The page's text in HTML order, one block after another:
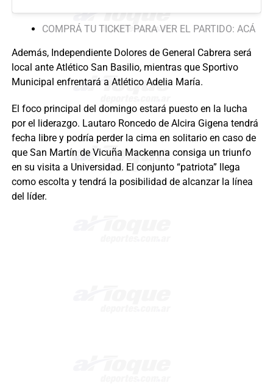
COMPRÁ TU TICKET PARA VER EL PARTIDO: ACÁ
Además, Independiente Dolores de General Cabrera será
local ante Atlético San Basilio, mientras que Sportivo
Municipal enfrentará a Atlético Adelia María.
El foco principal del domingo estará puesto en la lucha
por el liderazgo. Lautaro Roncedo de Alcira Gigena tendrá
fecha libre y podría perder la cima en solitario en caso de
que San Martín de Vicuña Mackenna consiga un triunfo
en su visita a Universidad. El conjunto “patriota” llega
como escolta y tendrá la posibilidad de alcanzar la línea
del líder.